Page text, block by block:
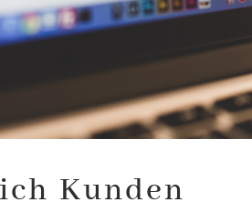
Kunden